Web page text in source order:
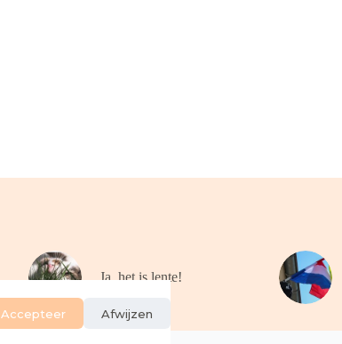
Accepteer Afwijzen
Ja, het is lente!